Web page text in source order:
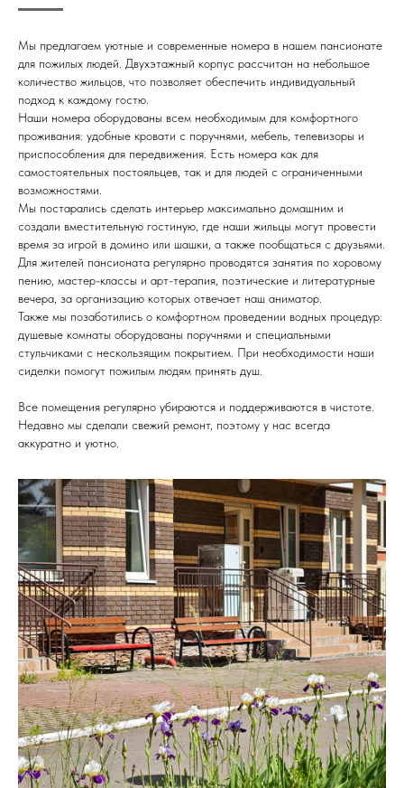
Мы предлагаем уютные и современные номера в нашем пансионате
для пожилых людей. Двухэтажный корпус рассчитан на небольшое
количество жильцов, что позволяет обеспечить индивидуальный
подход к каждому гостю.
Наши номера оборудованы всем необходимым для комфортного
проживания: удобные кровати с поручнями, мебель, телевизоры и
приспособления для передвижения. Есть номера как для
самостоятельных постояльцев, так и для людей с ограниченными
возможностями.
Мы постарались сделать интерьер максимально домашним и
создали вместительную гостиную, где наши жильцы могут провести
время за игрой в домино или шашки, а также пообщаться с друзьями.
Для жителей пансионата регулярно проводятся занятия по хоровому
пению, мастер-классы и арт-терапия, поэтические и литературные
вечера, за организацию которых отвечает наш аниматор.
Также мы позаботились о комфортном проведении водных процедур:
душевые комнаты оборудованы поручнями и специальными
стульчиками с нескользящим покрытием. При необходимости наши
сиделки помогут пожилым людям принять душ.
Все помещения регулярно убираются и поддерживаются в чистоте.
Недавно мы сделали свежий ремонт, поэтому у нас всегда
аккуратно и уютно.